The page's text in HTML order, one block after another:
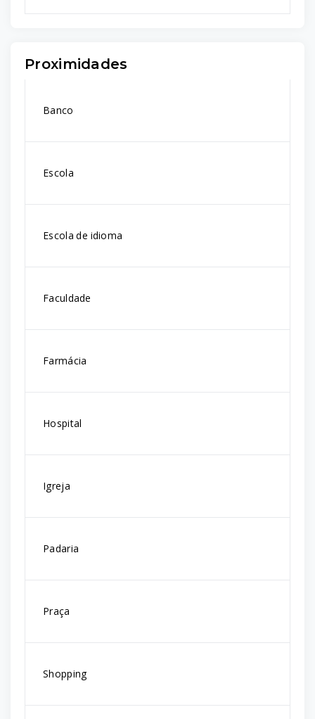
Proximidades
Banco
Escola
Escola de idioma
Faculdade
Farmácia
Hospital
Igreja
Padaria
Praça
Shopping